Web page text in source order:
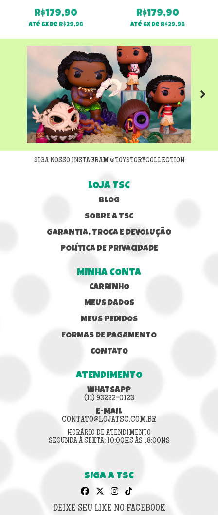
R$179,90
Até 6x de R$29,98
R$179,90
Até 6x de R$29,98
Previous Next
SIGA NOSSO INSTAGRAM @TOYSTORYCOLLECTION
LOJA TSC
BLOG
SOBRE A TSC
GARANTIA, TROCA E DEVOLUÇÃO
POLÍTICA DE PRIVACIDADE
MINHA CONTA
CARRINHO
MEUS DADOS
MEUS PEDIDOS
FORMAS DE PAGAMENTO
CONTATO
ATENDIMENTO
WHATSAPP
(11) 93222-0123
E-MAIL
CONTATO@LOJATSC.COM.BR
HORÁRIO DE ATENDIMENTO
SEGUNDA À SEXTA: 10:00HS ÀS 18:00HS
SIGA A TSC
DEIXE SEU LIKE NO FACEBOOK